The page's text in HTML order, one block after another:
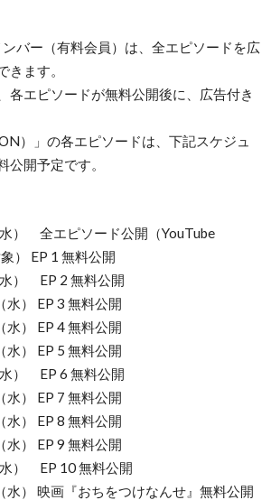
バー（有料会員）は、全エピソードを広
きます。
各エピソードが無料公開後に、広告付き
）」の各エピソードは、下記スケジュ
公開予定です。
） 全エピソード公開（YouTube
） EP 1 無料公開
） EP 2 無料公開
水） EP 3 無料公開
水） EP 4 無料公開
水） EP 5 無料公開
） EP 6 無料公開
水） EP 7 無料公開
水） EP 8 無料公開
水） EP 9 無料公開
） EP 10 無料公開
水） 映画『おちをつけなんせ』無料公開